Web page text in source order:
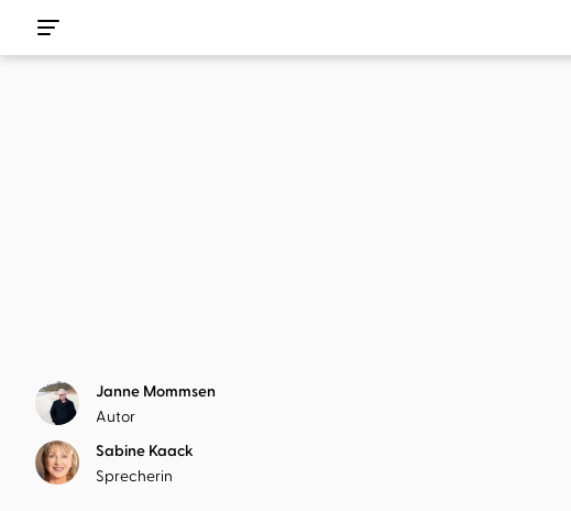
Janne Mommsen
Autor
Sabine Kaack
Sprecherin